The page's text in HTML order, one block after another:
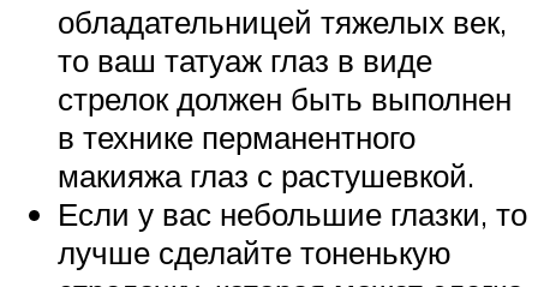
обладательницей тяжелых век,
то ваш татуаж глаз в виде
стрелок должен быть выполнен
в технике перманентного
макияжа глаз с растушевкой.
Если у вас небольшие глазки, то
лучше сделайте тоненькую